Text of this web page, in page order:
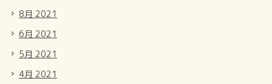
8月 2021
6月 2021
5月 2021
4月 2021